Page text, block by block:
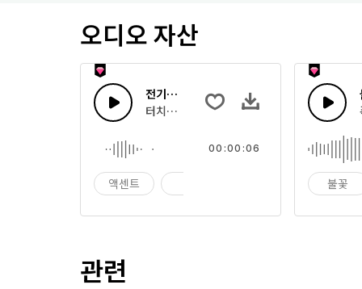
오디오 자산
전기화 워시
터치스 크린 충격으로 인해 조성하는 부드러
액센트
00:00:06
불꽃
관련